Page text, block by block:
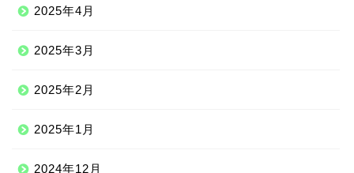
2025年4月
2025年3月
2025年2月
2025年1月
2024年12月